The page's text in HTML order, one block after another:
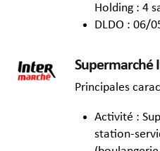
Holding : 4
DLDO : 06/
Supermarché
Principales
Activité :
station-